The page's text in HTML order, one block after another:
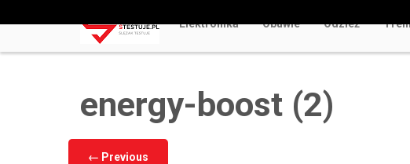
Elektronika Obuwie Odzież
Odkryj Najlepsze Darmowe Gry Kasynowe Online w
energy-boost (2)
← Previous